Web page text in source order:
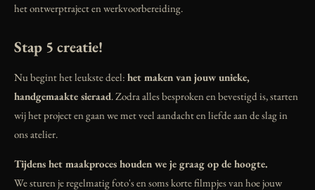
het ontwerptraject en werkvoorbereiding.
Stap 5 creatie!
Nu begint het leukste deel: het maken van jouw unieke,
handgemaakte sieraad. Zodra alles besproken en bevestigd is, starten
wij het project en gaan we met veel aandacht en liefde aan de slag in
ons atelier.
Tijdens het maakproces houden we je graag op de hoogte.
We sturen je regelmatig foto's en soms korte filmpjes van hoe jouw